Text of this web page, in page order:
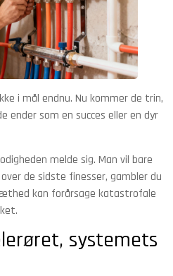
i mål endnu. Nu kommer de trin,
ender som en succes eller en dyr
melde sig. Man vil bare
de sidste finesser, gambler du
kan forårsage katastrofale
systemets